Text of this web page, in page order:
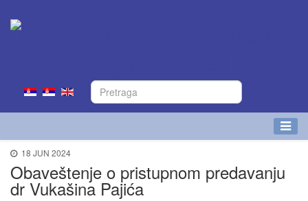
18 JUN 2024
Obaveštenje o pristupnom predavanju
dr Vukašina Pajića